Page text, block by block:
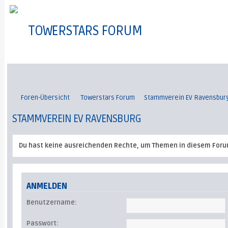
TOWERSTARS FORUM
Foren-Übersicht Towerstars Forum Stammverein EV
STAMMVEREIN EV RAVENSBURG
Du hast keine ausreichenden Rechte, um Themen in diesem
ANMELDEN
Benutzername:
Passwort: